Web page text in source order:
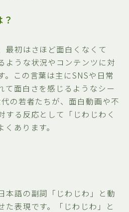
最初はさほど面白くなくて
ような状況やコンテンツに対
。この言葉は主にSNSや日常
て面白さを感じるようなシー
の若者たちが、面白動画や不
する反応として「じわじわく
あります。
本語の副詞「じわじわ」と動
た表現です。「じわじわ」と